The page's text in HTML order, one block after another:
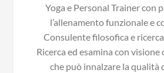
Yoga e Personal Trainer con
l’allenamento funzionale e
Consulente filosofica e
Ricerca ed esamina con
che può innalzare la qualità